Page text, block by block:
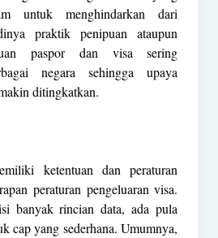
untuk menghindarkan dari
praktik penipuan ataupun
paspor dan visa sering
negara sehingga upaya
ditingkatkan.
ketentuan dan peraturan
peraturan pengeluaran visa.
banyak rincian data, ada pula
cap yang sederhana. Umumnya,